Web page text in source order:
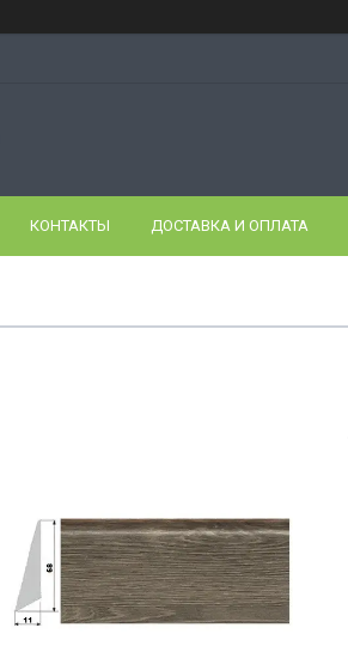
КОНТАКТЫ ДОСТАВКА И ОПЛАТА